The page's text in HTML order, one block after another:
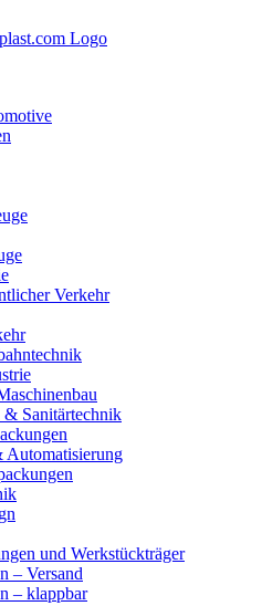
Verkehr
& Sanitärtechnik
Automatisierung
und Werkstückträger
– Versand
– klappbar